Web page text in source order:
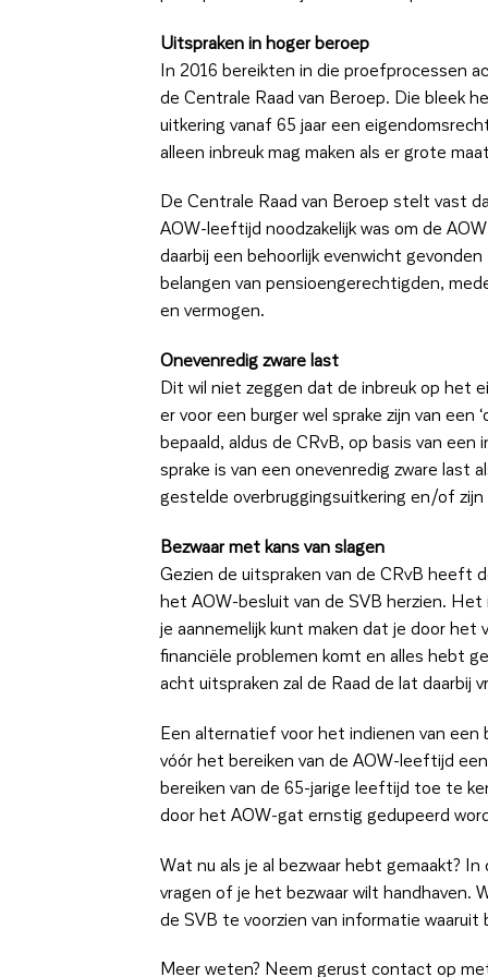
Uitspraken in hoger beroep
In 2016 bereikten in die proefprocessen
de Centrale Raad van Beroep. Die bleek
uitkering vanaf 65 jaar een
alleen inbreuk mag maken als er grote
De Centrale Raad van Beroep stelt vast
AOW-leeftijd noodzakelijk was om de
daarbij een behoorlijk evenwicht
belangen van pensioengerechtigden,
en vermogen.
Onevenredig zware last
Dit wil niet zeggen dat de inbreuk op het
er voor een burger wel sprake zijn van een
bepaald, aldus de CRvB, op basis van
sprake is van een onevenredig zware
gestelde overbruggingsuitkering en/of
Bezwaar met kans van slagen
Gezien de uitspraken van de CRvB heeft
het AOW-besluit van de SVB herzien. Het
je aannemelijk kunt maken dat je door
financiële problemen komt en alles hebt
acht uitspraken zal de Raad de lat daarbij
Een alternatief voor het indienen van
vóór het bereiken van de AOW-leeftijd
bereiken van de 65-jarige leeftijd toe te
door het AOW-gat ernstig gedupeerd
Wat nu als je al bezwaar hebt gemaakt?
vragen of je het bezwaar wilt handhaven.
de SVB te voorzien van informatie
Meer weten? Neem gerust contact op